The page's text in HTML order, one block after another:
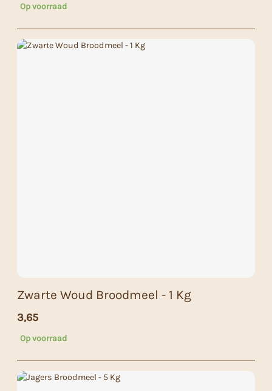
Op voorraad
Zwarte Woud Broodmeel - 1 Kg
3,65
Op voorraad